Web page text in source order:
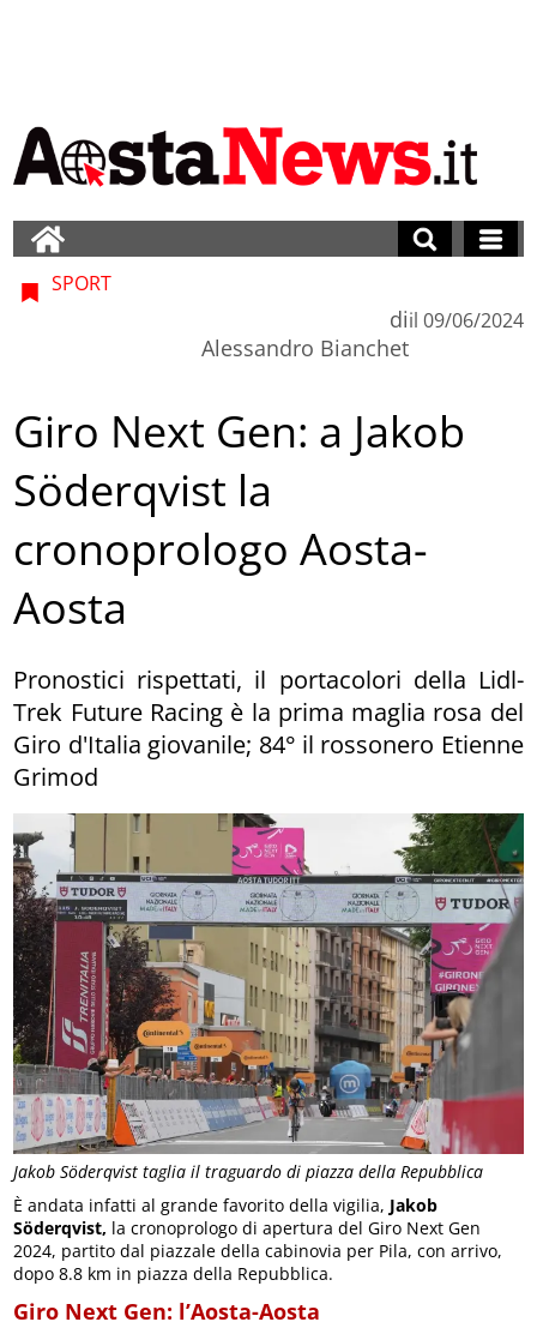
Jakob Söderqvist taglia il traguardo di piazza della Repubblica
SPORT
di
Alessandro Bianchet
il 09/06/2024
Giro Next Gen: a Jakob
Söderqvist la
cronoprologo Aosta-
Aosta
Pronostici rispettati, il portacolori della Lidl-
Trek Future Racing è la prima maglia rosa del
Giro d'Italia giovanile; 84° il rossonero Etienne
Grimod
È andata infatti al grande favorito della vigilia, Jakob
Söderqvist, la cronoprologo di apertura del Giro Next Gen
2024, partito dal piazzale della cabinovia per Pila, con arrivo,
dopo 8.8 km in piazza della Repubblica.
Giro Next Gen: l’Aosta-Aosta